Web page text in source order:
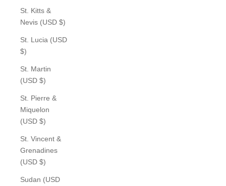
St. Kitts &
Nevis (USD $)
St. Lucia (USD
$)
St. Martin
(USD $)
St. Pierre &
Miquelon
(USD $)
St. Vincent &
Grenadines
(USD $)
Sudan (USD